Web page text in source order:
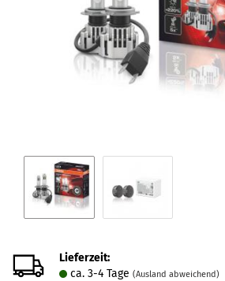
Lieferzeit:
ca. 3-4 Tage (Ausland abweichend)